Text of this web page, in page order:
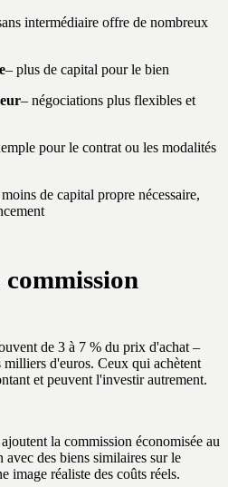
intermédiaire offre de nombreux
– plus de capital pour le bien
– négociations plus flexibles et
pour le contrat ou les modalités
de capital propre nécessaire,
de 3 à 7 % du prix d'achat –
milliers d'euros. Ceux qui achètent
et peuvent l'investir autrement.
la commission économisée au
des biens similaires sur le
image réaliste des coûts réels.